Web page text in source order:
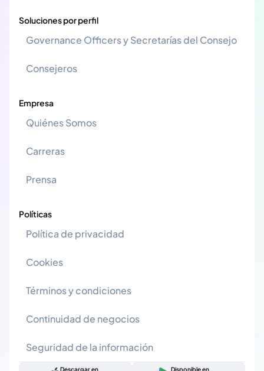
Soluciones por perfil
Governance Officers y Secretarías del Consejo
Consejeros
Empresa
Quiénes Somos
Carreras
Prensa
Políticas
Política de privacidad
Cookies
Términos y condiciones
Continuidad de negocios
Seguridad de la información
Descargar en Disponible en